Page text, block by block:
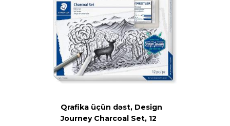
Qrafika üçün dəst, Design
Journey Charcoal Set, 12